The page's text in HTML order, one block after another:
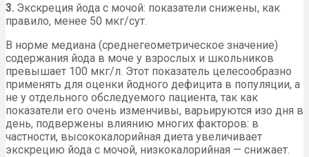
3. Экскреция йода с мочой: показатели снижены, как
правило, менее 50 мкг/сут.
В норме медиана (среднегеометрическое значение)
содержания йода в моче у взрослых и школьников
превышает 100 мкг/л. Этот показатель целесообразно
применять для оценки йодного дефицита в популяции, а
не у отдельного обследуемого пациента, так как
показатели его очень изменчивы, варьируются изо дня в
день, подвержены влиянию многих факторов: в
частности, высококалорийная диета увеличивает
экскрецию йода с мочой, низкокалорийная — снижает.